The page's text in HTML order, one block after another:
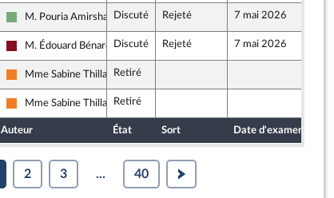
Écologiste et Social
M. Pouria AmirshahiDiscuté Rejeté 7 mai 2026
Gauche Démocrate et Républicaine
M. Édouard Bénard Discuté Rejeté 7 mai 2026
Les Démocrates
Mme Sabine ThillayeRetiré
Les Démocrates
Mme Sabine ThillayeRetiré
Auteur État Sort Date d'examen
2 3 ... 40